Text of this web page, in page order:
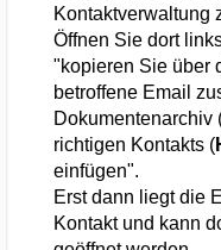
Kontaktverwaltung
Öffnen Sie dort
"kopieren Sie über
betroffene Email
Dokumentenarchiv
richtigen Kontakts (
einfügen".
Erst dann liegt die
Kontakt und kann